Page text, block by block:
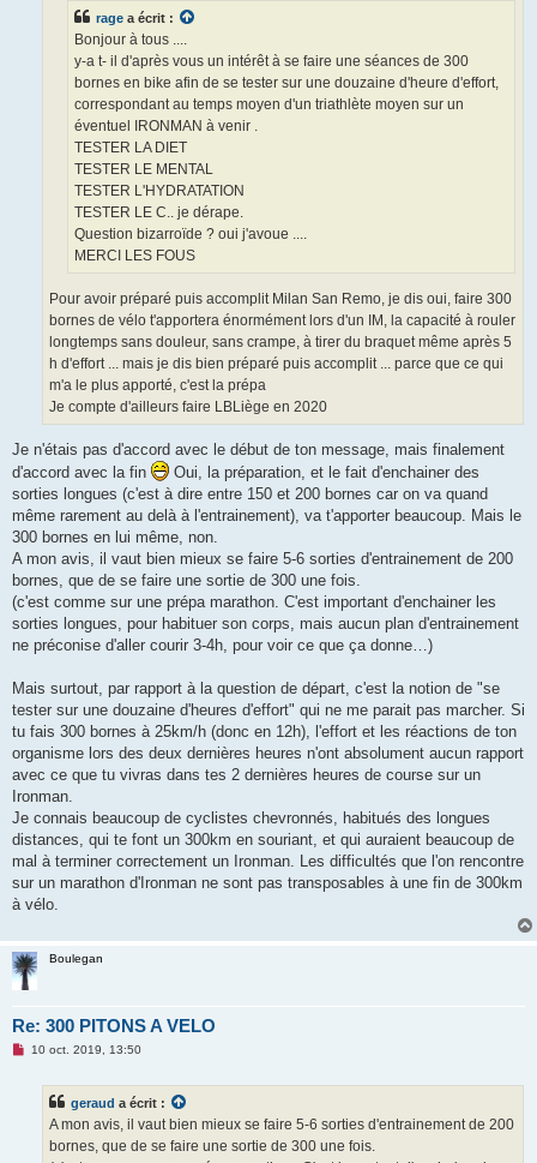
rage a écrit :
Bonjour à tous ....
y-a t- il d'après vous un intérêt à se faire une séances de 300
bornes en bike afin de se tester sur une douzaine d'heure d'effort,
correspondant au temps moyen d'un triathlète moyen sur un
éventuel IRONMAN à venir .
TESTER LA DIET
TESTER LE MENTAL
TESTER L'HYDRATATION
TESTER LE C.. je dérape.
Question bizarroïde ? oui j'avoue ....
MERCI LES FOUS
Pour avoir préparé puis accomplit Milan San Remo, je dis oui, faire 300
bornes de vélo t'apportera énormément lors d'un IM, la capacité à rouler
longtemps sans douleur, sans crampe, à tirer du braquet même après 5
h d'effort ... mais je dis bien préparé puis accomplit ... parce que ce qui
m'a le plus apporté, c'est la prépa
Je compte d'ailleurs faire LBLiège en 2020
Je n'étais pas d'accord avec le début de ton message, mais finalement
d'accord avec la fin
Oui, la préparation, et le fait d'enchainer des
sorties longues (c'est à dire entre 150 et 200 bornes car on va quand
même rarement au delà à l'entrainement), va t'apporter beaucoup. Mais le
300 bornes en lui même, non.
A mon avis, il vaut bien mieux se faire 5-6 sorties d'entrainement de 200
bornes, que de se faire une sortie de 300 une fois.
(c'est comme sur une prépa marathon. C'est important d'enchainer les
sorties longues, pour habituer son corps, mais aucun plan d'entrainement
ne préconise d'aller courir 3-4h, pour voir ce que ça donne…)
Mais surtout, par rapport à la question de départ, c'est la notion de "se
tester sur une douzaine d'heures d'effort" qui ne me parait pas marcher. Si
tu fais 300 bornes à 25km/h (donc en 12h), l'effort et les réactions de ton
organisme lors des deux dernières heures n'ont absolument aucun rapport
avec ce que tu vivras dans tes 2 dernières heures de course sur un
Ironman.
Je connais beaucoup de cyclistes chevronnés, habitués des longues
distances, qui te font un 300km en souriant, et qui auraient beaucoup de
mal à terminer correctement un Ironman. Les difficultés que l'on rencontre
sur un marathon d'Ironman ne sont pas transposables à une fin de 300km
à vélo.
Boulegan
Re: 300 PITONS A VELO
M10 oct. 2019, 13:50
geraud a écrit :
A mon avis, il vaut bien mieux se faire 5-6 sorties d'entrainement de 200
bornes, que de se faire une sortie de 300 une fois.